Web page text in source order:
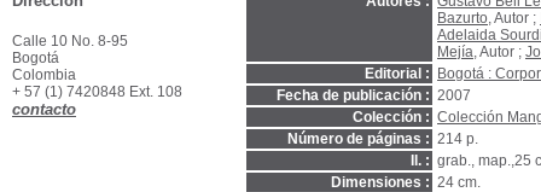
Bazurto, Autor ;
Adelaida
Mejía, Autor ;
Editorial :
Bogotá :
Fecha de publicación : 2007
Colección : Colección
Número de páginas : 214 p.
Il. : grab., map.,25
Dimensiones : 24 cm.
Calle 10 No. 8-95
Bogotá
Colombia
+ 57 (1) 7420848 Ext. 108
contacto